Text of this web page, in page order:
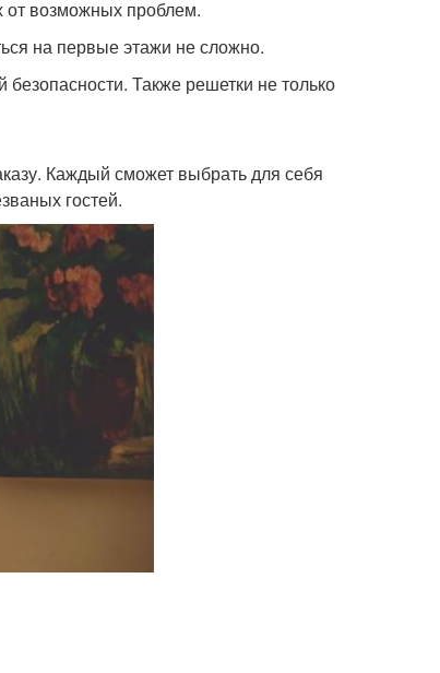
от возможных проблем.
на первые этажи не сложно.
Также решетки не только
Каждый сможет выбрать для себя
гостей.